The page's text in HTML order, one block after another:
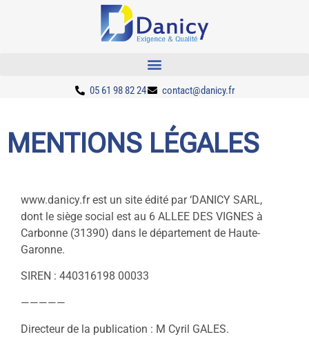
05 61 98 82 24 contact@danicy.fr
MENTIONS LÉGALES
www.danicy.fr est un site édité par ‘DANICY SARL,
dont le siège social est au 6 ALLEE DES VIGNES à
Carbonne (31390) dans le département de Haute-
Garonne.
SIREN : 440316198 00033
—————
Directeur de la publication : M Cyril GALES.